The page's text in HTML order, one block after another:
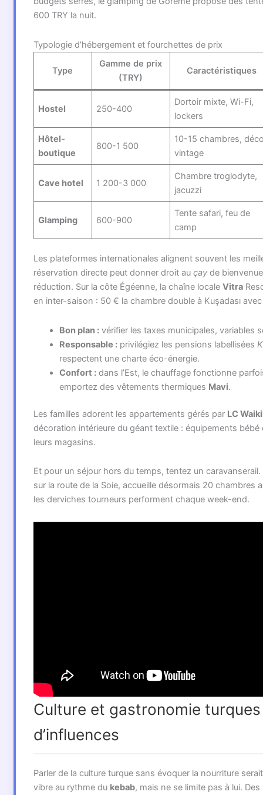
600 TRY la nuit.
Typologie d’hébergement et fourchettes de prix
Type
Gamme de prix
(TRY)
Caractéristiques
Hostel 250-400
Dortoir mixte, Wi-Fi,
lockers
Hôtel-
boutique
800-1 500
10-15 chambres,
vintage
Cave hotel 1 200-3 000
Chambre troglodyte,
jacuzzi
Glamping 600-900
Tente safari, feu de
camp
Les plateformes internationales alignent souvent les
réservation directe peut donner droit au çayde
réduction. Sur la côte Égéenne, la chaîne locale Vitra
en inter-saison : 50 € la chambre double à Kuşadası
Bon plan :vérifier les taxes municipales, variables
Responsable :privilégiez les pensions labellisées
respectent une charte éco-énergie.
Confort :dans l’Est, le chauffage fonctionne
emportez des vêtements thermiques Mavi.
Les familles adorent les appartements gérés par LC
décoration intérieure du géant textile : équipements
leurs magasins.
Et pour un séjour hors du temps, tentez un caravanserail.
sur la route de la Soie, accueille désormais 20 chambres
les derviches tourneurs performent chaque week-end.
Culture et gastronomie
d’influences
Parler de la culture turque sans évoquer la nourriture
vibre au rythme du kebab, mais ne se limite pas à lui.